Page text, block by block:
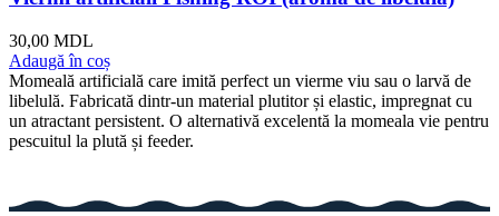
30,00 MDL
Adaugă în coș
Momeală artificială care imită perfect un vierme viu sau o larvă de
libelulă. Fabricată dintr-un material plutitor și elastic, impregnat cu
un atractant persistent. O alternativă excelentă la momeala vie pentru
pescuitul la plută și feeder.